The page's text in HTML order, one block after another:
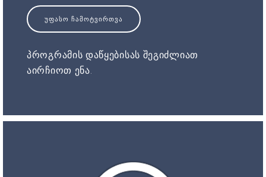
ᲣᲤᲐᲡᲝ ᲩᲐᲛᲝᲢᲕᲘᲠᲗᲕᲐ
პროგრამის დაწყებისას შეგიძლიათ
აირჩიოთ ენა.